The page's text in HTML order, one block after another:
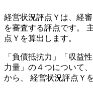
経営状況評点Ｙは、経
を審査する評点です。
点Ｙを算出します。
「負債抵抗力」「収益
力量」 の４つについて
から、 経営状況評点Ｙ